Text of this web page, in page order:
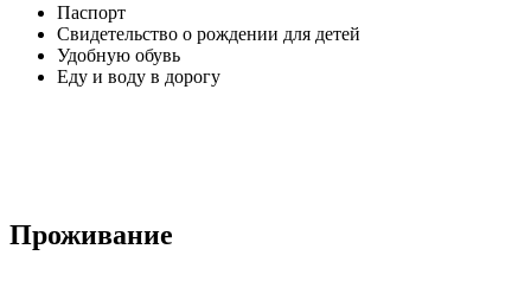
Паспорт
Свидетельство о рождении для детей
Удобную обувь
Еду и воду в дорогу
Проживание